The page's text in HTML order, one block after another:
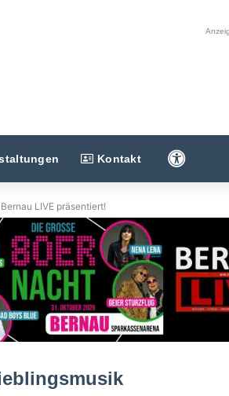
Kontakt
Bernau LIVE präsentiert!